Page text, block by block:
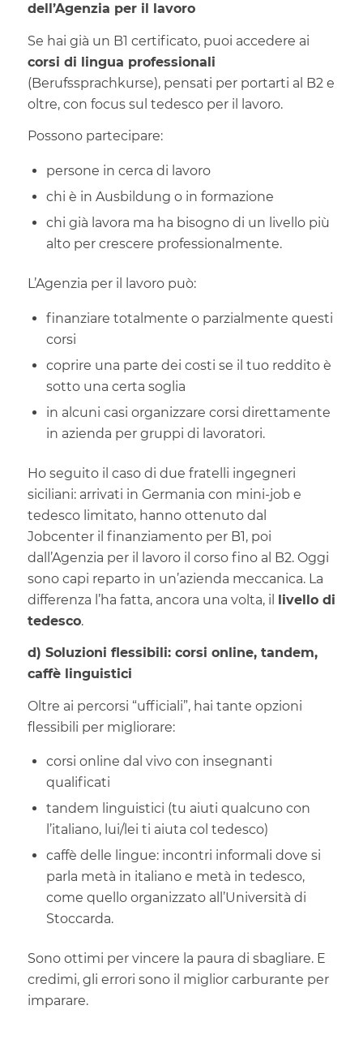
dell’Agenzia per il lavoro
Se hai già un B1 certificato, puoi accedere ai
corsi di lingua professionali
(Berufssprachkurse), pensati per portarti al B2 e
oltre, con focus sul tedesco per il lavoro.
Possono partecipare:
persone in cerca di lavoro
chi è in Ausbildung o in formazione
chi già lavora ma ha bisogno di un livello più
alto per crescere professionalmente.
L’Agenzia per il lavoro può:
finanziare totalmente o parzialmente questi
corsi
coprire una parte dei costi se il tuo reddito è
sotto una certa soglia
in alcuni casi organizzare corsi direttamente
in azienda per gruppi di lavoratori.
Ho seguito il caso di due fratelli ingegneri
siciliani: arrivati in Germania con mini-job e
tedesco limitato, hanno ottenuto dal
Jobcenter il finanziamento per B1, poi
dall’Agenzia per il lavoro il corso fino al B2. Oggi
sono capi reparto in un’azienda meccanica. La
differenza l’ha fatta, ancora una volta, il livello di
tedesco.
d) Soluzioni flessibili: corsi online, tandem,
caffè linguistici
Oltre ai percorsi “ufficiali”, hai tante opzioni
flessibili per migliorare:
corsi online dal vivo con insegnanti
qualificati
tandem linguistici (tu aiuti qualcuno con
l’italiano, lui/lei ti aiuta col tedesco)
caffè delle lingue: incontri informali dove si
parla metà in italiano e metà in tedesco,
come quello organizzato all’Università di
Stoccarda.
Sono ottimi per vincere la paura di sbagliare. E
credimi, gli errori sono il miglior carburante per
imparare.